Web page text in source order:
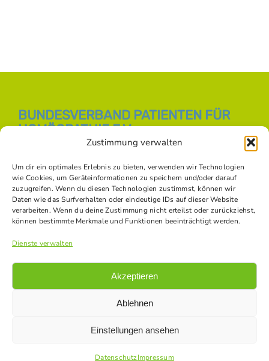
Zustimmung verwalten
Um dir ein optimales Erlebnis zu bieten, verwenden wir Technologien
wie Cookies, um Geräteinformationen zu speichern und/oder darauf
zuzugreifen. Wenn du diesen Technologien zustimmst, können wir
Daten wie das Surfverhalten oder eindeutige IDs auf dieser Website
verarbeiten. Wenn du deine Zustimmung nicht erteilst oder zurückziehst,
können bestimmte Merkmale und Funktionen beeinträchtigt werden.
Dienste verwalten
Akzeptieren
Ablehnen
Einstellungen ansehen
DatenschutzImpressum
BUNDESVERBAND PATIENTEN FÜR
HOMÖOPATHIE E.V.
E-Mail:
info [at] bph-online.de
Webseite:Homöopathie Online
SOZIALE NETZWERKE
Datenschutz|Impressum|Kontakt